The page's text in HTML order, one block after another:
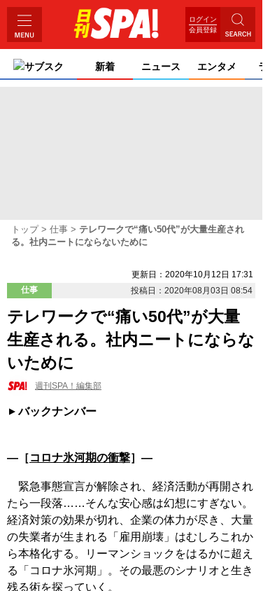
ログイン
会員登録
サブスク 新着 ニュース エンタメ ライ
トップ 仕事
テレワークで“痛い50代”が大量生産され
る。社内ニートにならないために
更新日：2020年10月12日 17:31
仕事
投稿日：2020年08月03日 08:54
テレワークで“痛い50代”が大量
生産される。社内ニートにならな
いために
週刊SPA！編集部
バックナンバー
―［コロナ氷河期の衝撃］―
緊急事態宣言が解除され、経済活動が再開され
たら一段落……そんな安心感は幻想にすぎない。
経済対策の効果が切れ、企業の体力が尽き、大量
の失業者が生まれる「雇用崩壊」はむしろこれか
ら本格化する。リーマンショックをはるかに超え
る「コロナ氷河期」。その最悪のシナリオと生き
残る術を探っていく。